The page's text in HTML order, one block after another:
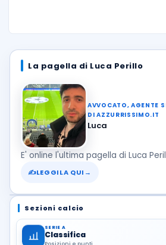
La pagella di Luca Perillo
AVVOCATO, AGENTE
DI AZZURRISSIMO.IT
Luca
E' online l'ultima pagella di Luca
✍LEGGILA QUI →
Sezioni calcio
SERIE A
Classifica
Posizioni e punti